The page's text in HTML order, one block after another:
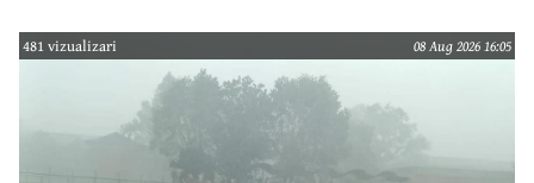
481 vizualizari 08 Aug 2026 16:05